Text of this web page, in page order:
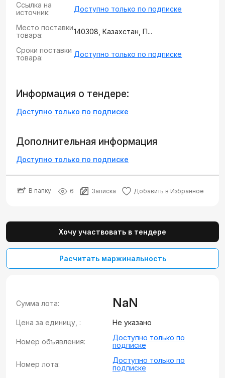
Ссылка на
источник:
Доступно только по подписке
Место поставки
товара:
140308, Казахстан, П...
Сроки поставки
товара:
Доступно только по подписке
Информация о тендере:
Доступно только по подписке
Дополнительная информация
Доступно только по подписке
В папку 6 Записка Добавить в Избранное
Хочу участвовать в тендере
Расчитать маржинальность
Сумма лота: NaN
Цена за единицу, : Не указано
Номер объявления:
Доступно только по
подписке
Номер лота:
Доступно только по
подписке